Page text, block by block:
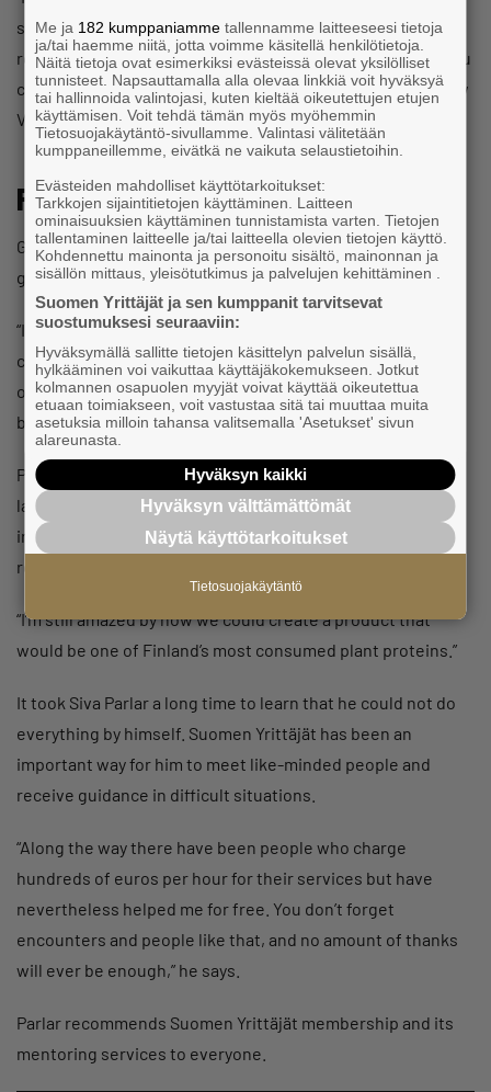
spent a lot of nights in the restaurant coming up with
recipes. But creativity is at its best under pressure, and you
come up with all sorts of ideas in the wee hours. That’s how
Vöner saw the light of day,” Siva Parlar says.
Forward with grit
Grit and a resilient character helped Parlar, and he did not
give up.
“I believe that all of us business owners share the same
character. We move forward with our sights firmly set on
our goals. There are days when you just want to quit it all,
but you just don’t give up.”
Parlar believed he would make a breakthrough sooner or
later. And he did. The Vöner was the big vegetarian
invention of the time and part of the Finnish vegan food
revolution.
“I’m still amazed by how we could create a product that
would be one of Finland’s most consumed plant proteins.”
It took Siva Parlar a long time to learn that he could not do
everything by himself. Suomen Yrittäjät has been an
important way for him to meet like-minded people and
receive guidance in difficult situations.
“Along the way there have been people who charge
hundreds of euros per hour for their services but have
nevertheless helped me for free. You don’t forget
encounters and people like that, and no amount of thanks
will ever be enough,” he says.
Parlar recommends Suomen Yrittäjät membership and its
mentoring services to everyone.
Me ja 182 kumppaniamme tallennamme laitteeseesi tietoja
ja/tai haemme niitä, jotta voimme käsitellä henkilötietoja.
Näitä tietoja ovat esimerkiksi evästeissä olevat yksilölliset
tunnisteet. Napsauttamalla alla olevaa linkkiä voit hyväksyä
tai hallinnoida valintojasi, kuten kieltää oikeutettujen etujen
käyttämisen. Voit tehdä tämän myös myöhemmin
Tietosuojakäytäntö-sivullamme. Valintasi välitetään
kumppaneillemme, eivätkä ne vaikuta selaustietoihin.
Evästeiden mahdolliset käyttötarkoitukset:
Tarkkojen sijaintitietojen käyttäminen. Laitteen
ominaisuuksien käyttäminen tunnistamista varten. Tietojen
tallentaminen laitteelle ja/tai laitteella olevien tietojen käyttö.
Kohdennettu mainonta ja personoitu sisältö, mainonnan ja
sisällön mittaus, yleisötutkimus ja palvelujen kehittäminen .
Suomen Yrittäjät ja sen kumppanit tarvitsevat
suostumuksesi seuraaviin:
Hyväksymällä sallitte tietojen käsittelyn palvelun sisällä,
hylkääminen voi vaikuttaa käyttäjäkokemukseen. Jotkut
kolmannen osapuolen myyjät voivat käyttää oikeutettua
etuaan toimiakseen, voit vastustaa sitä tai muuttaa muita
asetuksia milloin tahansa valitsemalla 'Asetukset' sivun
alareunasta.
Hyväksyn kaikki
Hyväksyn välttämättömät
Näytä käyttötarkoitukset
Tietosuojakäytäntö